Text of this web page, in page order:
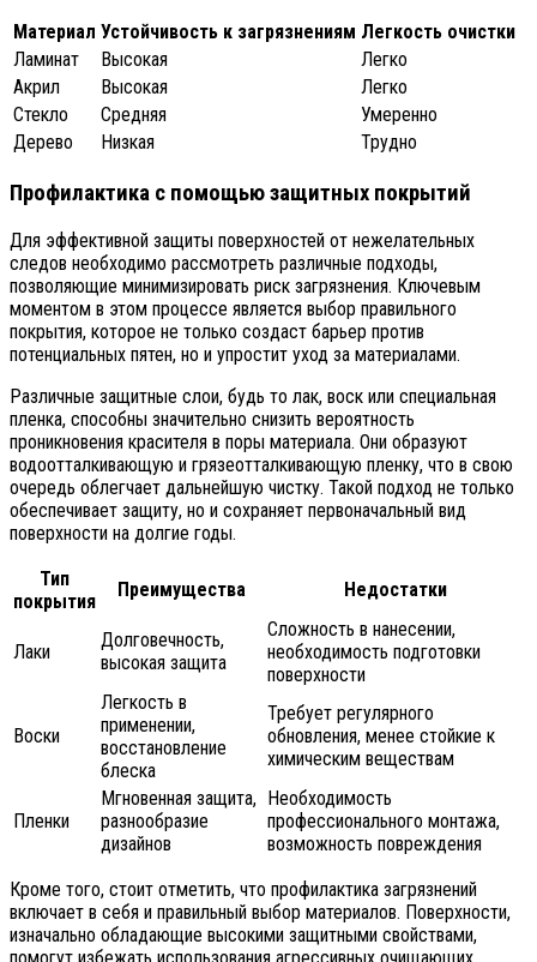
Материал Устойчивость к загрязнениям Легкость очистки
Ламинат
Высокая
Легко
Акрил
Высокая
Легко
Стекло
Средняя
Умеренно
Дерево
Низкая Трудно
Профилактика с помощью защитных покрытий
Для эффективной защиты поверхностей от нежелательных
следов необходимо рассмотреть различные подходы,
позволяющие минимизировать риск загрязнения. Ключевым
моментом в этом процессе является выбор правильного
покрытия, которое не только создаст барьер против
потенциальных пятен, но и упростит уход за материалами.
Различные защитные слои, будь то лак, воск или специальная
пленка, способны значительно снизить вероятность
проникновения красителя в поры материала. Они образуют
водоотталкивающую и грязеотталкивающую пленку, что в свою
очередь облегчает дальнейшую чистку. Такой подход не только
обеспечивает защиту, но и сохраняет первоначальный вид
поверхности на долгие годы.
Тип
покрытия
Преимущества Недостатки
Лаки
Долговечность,
высокая защита
Сложность в нанесении,
необходимость подготовки
поверхности
Воски
Легкость в
применении,
восстановление
блеска
Требует регулярного
обновления, менее стойкие к
химическим веществам
Пленки
Мгновенная защита,
разнообразие
дизайнов
Необходимость
профессионального монтажа,
возможность повреждения
Кроме того, стоит отметить, что профилактика загрязнений
включает в себя и правильный выбор материалов. Поверхности,
изначально обладающие высокими защитными свойствами,